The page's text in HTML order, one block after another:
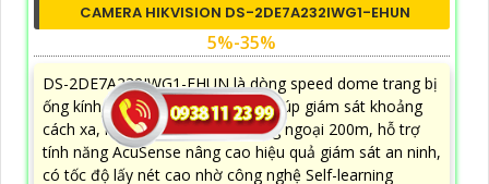
CAMERA HIKVISION DS-2DE7A232IWG1-EHUN
5%-35%
DS-2DE7A232IWG1-EHUN là dòng speed dome trang bị
ống kính quang học lên đến 32X giúp giám sát khoảng
cách xa, nhìn ban đêm bằng hồng ngoại 200m, hỗ trợ
tính năng AcuSense nâng cao hiệu quả giám sát an ninh,
có tốc độ lấy nét cao nhờ công nghệ Self-learning